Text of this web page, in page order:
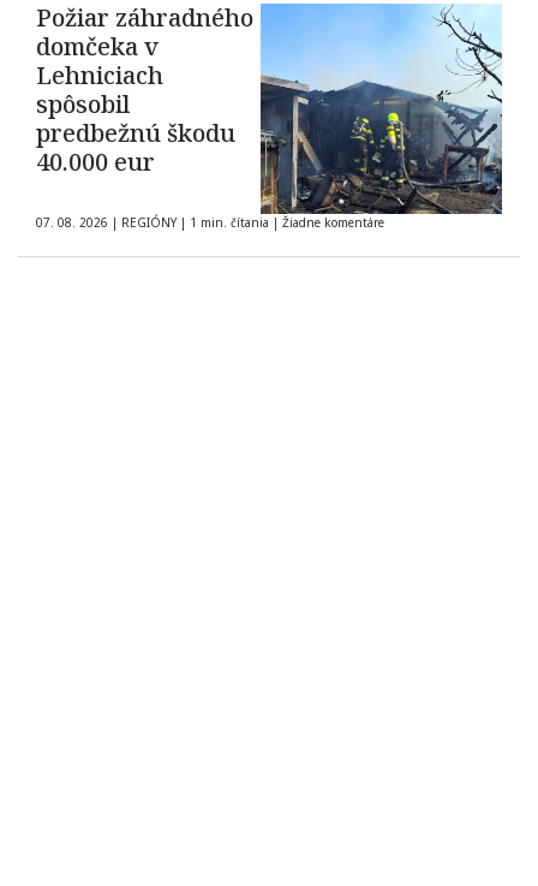
Požiar záhradného
domčeka v
Lehniciach
spôsobil
predbežnú škodu
40.000 eur
07. 08. 2026 | REGIÓNY | 1 min. čítania | Žiadne komentáre